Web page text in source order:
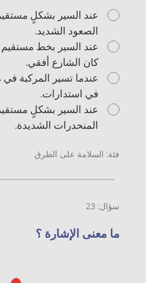
عند السير بشكلٍ
الصعود الشديد.
عند السير بخط
كان الشارع أفقي.
عندما تسير المركبة
في استدارات.
عند السير بشكلٍ
المنحدرات الشديدة.
فئة: السلامة على الطرق
سؤال: 23
ما معنى الإشارة ؟